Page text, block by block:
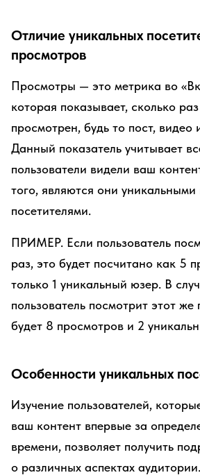
Отличие уникальных
просмотров
Просмотры — это метрика во
которая показывает, сколько
просмотрен, будь то пост, видео
Данный показатель учитывает
пользователи видели ваш
того, являются они
посетителями.
ПРИМЕР. Если пользователь
раз, это будет посчитано как 5
только 1 уникальный юзер. В
пользователь посмотрит этот же
будет 8 просмотров и 2
Особенности уникальных
Изучение пользователей,
ваш контент впервые за
времени, позволяет получить
о различных аспектах